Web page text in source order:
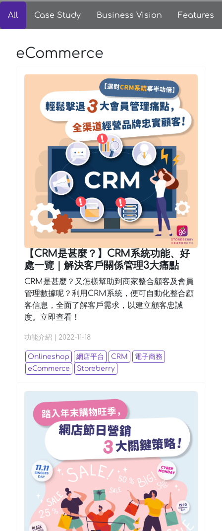
All Case Study Business Vision Features
eCommerce
【CRM是甚麼？】CRM系統功能、好
處一覽｜解決客戶關係管理3大痛點
CRM是甚麼？又怎樣幫助到商家整合顧客及會員
管理數據呢？利用CRM系統，便可自動化整合顧
客信息，全面了解客戶需求，以建立顧客忠誠
度。立即查看！
功能介紹 2022-11-18
Onlineshop 網店平台 CRM
電子商務
eCommerce
Storeberry